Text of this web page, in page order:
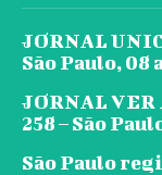
JORNAL
São Paulo, 08
JORNAL VER
258 – São
São Paulo